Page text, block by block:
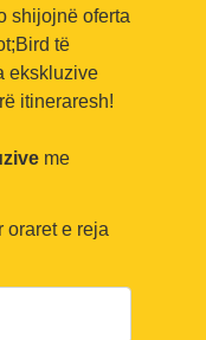
shijojnë oferta
të
ekskluzive
itineraresh!
me
oraret e reja